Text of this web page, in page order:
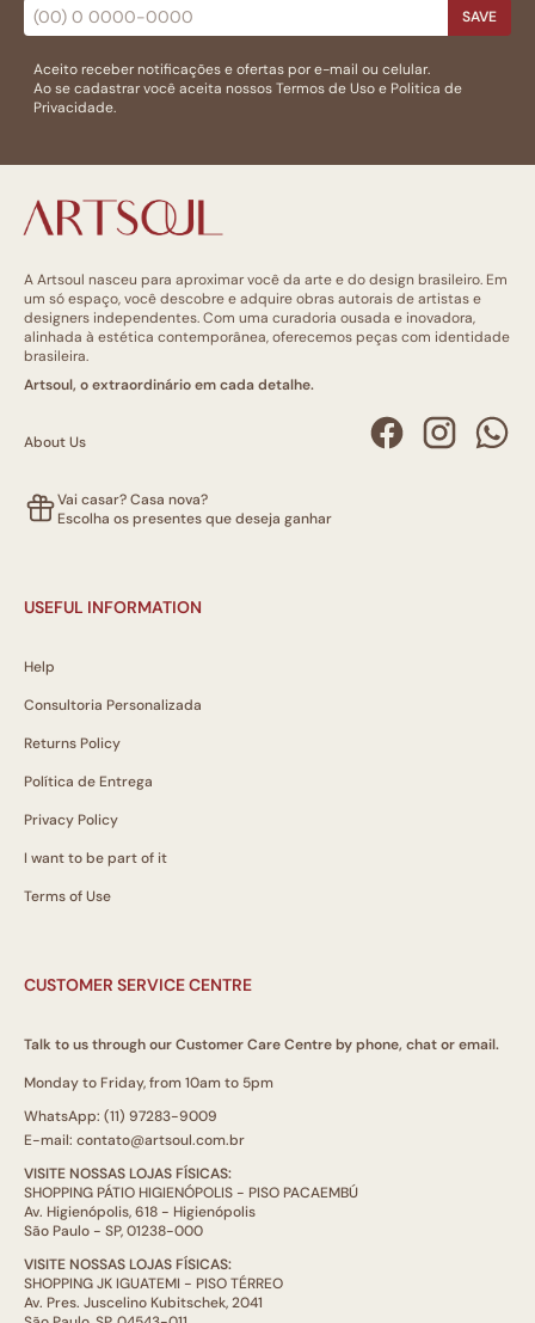
SAVE
Aceito receber notificações e ofertas por e-mail ou celular.
Ao se cadastrar você aceita nossosTermos de Usoe Politica de
Privacidade.
A Artsoul nasceu para aproximar você da arte e do design brasileiro. Em
um só espaço, você descobre e adquire obras autorais de artistas e
designers independentes. Com uma curadoria ousada e inovadora,
alinhada à estética contemporânea, oferecemos peças com identidade
brasileira.
Artsoul, o extraordinário em cada detalhe.
About Us
Vai casar? Casa nova?
Escolha os presentes que deseja ganhar
USEFUL INFORMATION
Help
Consultoria Personalizada
Returns Policy
Política de Entrega
Privacy Policy
I want to be part of it
Terms of Use
CUSTOMER SERVICE CENTRE
Talk to us through our Customer Care Centre by phone, chat or email.
Monday to Friday, from 10am to 5pm
WhatsApp: (11) 97283-9009
E-mail: contato@artsoul.com.br
VISITE NOSSAS LOJAS FÍSICAS:
SHOPPING PÁTIO HIGIENÓPOLIS - PISO PACAEMBÚ
Av. Higienópolis, 618 - Higienópolis
São Paulo - SP, 01238-000
VISITE NOSSAS LOJAS FÍSICAS:
SHOPPING JK IGUATEMI - PISO TÉRREO
Av. Pres. Juscelino Kubitschek, 2041